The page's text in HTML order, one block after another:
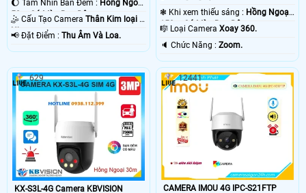
🌔 Tầm Nhìn Ban Đêm : Hồng Ngoại
50m Có Màu Ban Ðêm.
🤹 Cấu Tạo Camera Thân Kim loại +
Nhựa.
️📢 Đặt Điểm : Thu Âm Và Loa.
❃ Khi xem thiếu sáng : Hồng Ngoại
150m Có Màu Ban Ðêm.
🎼️ Loại CameraXoay 360.
️🔈 Chức Năng :Zoom.
KX-S3L-4G Camera KBVISION
629
CAMERA IMOU 4G IPC-S21FTP
12441